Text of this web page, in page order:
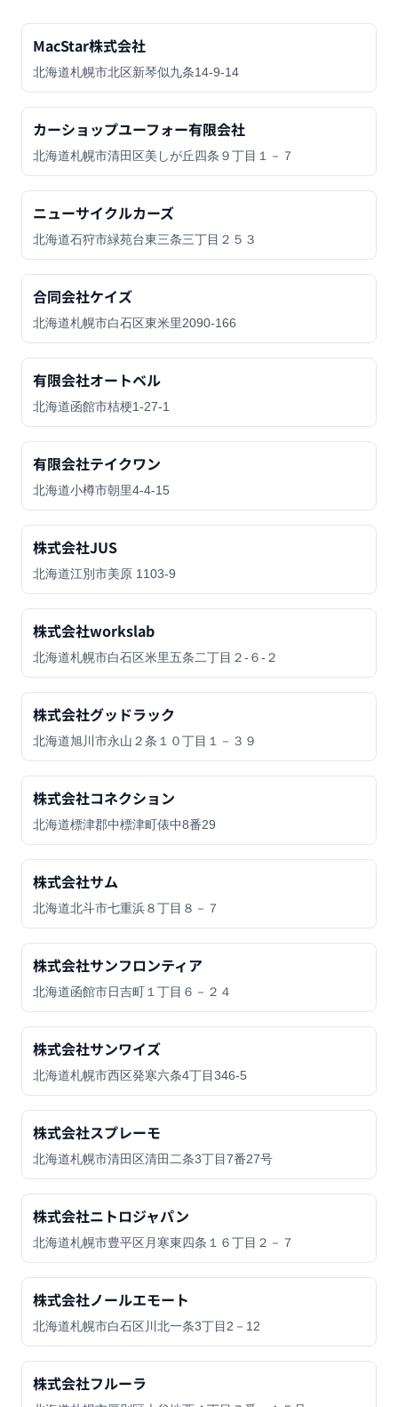
MacStar株式会社
北海道札幌市北区新琴似九条14-9-14
カーショップユーフォー有限会社
北海道札幌市清田区美しが丘四条９丁目１－７
ニューサイクルカーズ
北海道石狩市緑苑台東三条三丁目２５３
合同会社ケイズ
北海道札幌市白石区東米里2090-166
有限会社オートベル
北海道函館市桔梗1-27-1
有限会社テイクワン
北海道小樽市朝里4-4-15
株式会社JUS
北海道江別市美原 1103-9
株式会社workslab
北海道札幌市白石区米里五条二丁目２-６-２
株式会社グッドラック
北海道旭川市永山２条１０丁目１－３９
株式会社コネクション
北海道標津郡中標津町俵中8番29
株式会社サム
北海道北斗市七重浜８丁目８－７
株式会社サンフロンティア
北海道函館市日吉町１丁目６－２４
株式会社サンワイズ
北海道札幌市西区発寒六条4丁目346-5
株式会社スプレーモ
北海道札幌市清田区清田二条3丁目7番27号
株式会社ニトロジャパン
北海道札幌市豊平区月寒東四条１６丁目２－７
株式会社ノールエモート
北海道札幌市白石区川北一条3丁目2－12
株式会社フルーラ